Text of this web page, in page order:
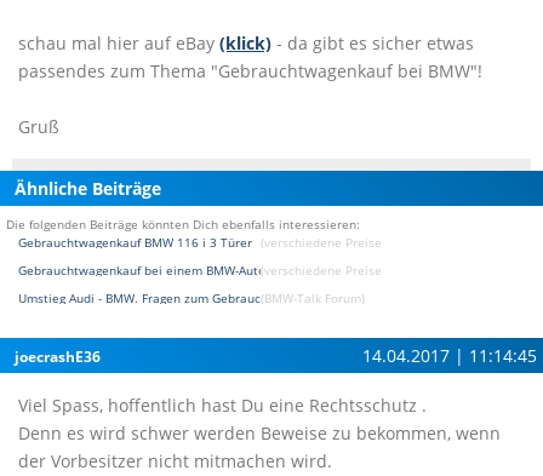
schau mal hier auf eBay (klick) - da gibt es sicher etwas
passendes zum Thema "Gebrauchtwagenkauf bei BMW"!
Gruß
Ähnliche Beiträge
Die folgenden Beiträge könnten Dich ebenfalls interessieren:
Gebrauchtwagenkauf BMW 116 i 3 Türer (verschiedene Preise / Kaufberatung Forum)
Gebrauchtwagenkauf bei einem BMW-Autohaus? 318i T.(verschiedene Preise / Kaufberatung Forum)
Umstieg Audi - BMW. Fragen zum Gebrauchtwagenkauf.
(BMW-Talk Forum)
joecrashE36 14.04.2017 | 11:14:45
Viel Spass, hoffentlich hast Du eine Rechtsschutz .
Denn es wird schwer werden Beweise zu bekommen, wenn
der Vorbesitzer nicht mitmachen wird.